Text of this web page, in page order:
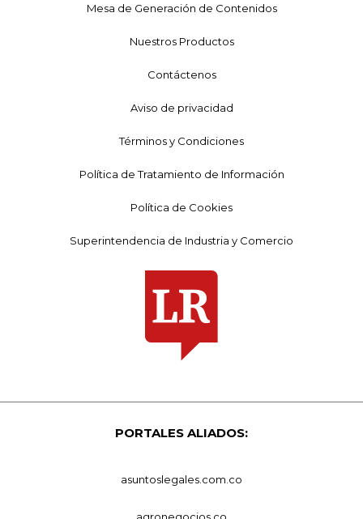
Mesa de Generación de Contenidos
Nuestros Productos
Contáctenos
Aviso de privacidad
Términos y Condiciones
Política de Tratamiento de Información
Política de Cookies
Superintendencia de Industria y Comercio
PORTALES ALIADOS:
asuntoslegales.com.co
agronegocios.co